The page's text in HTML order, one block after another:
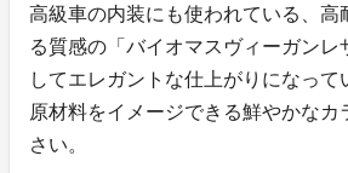
高級車の内装にも使われている、高
る質感の「バイオマスヴィーガンレ
してエレガントな仕上がりになって
原材料をイメージできる鮮やかなカ
さい。